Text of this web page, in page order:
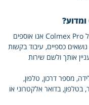
כשאתה מבקש לפתוח או מנהל חשבון מסחר אצל Colmex Pro אנו אוספים
כספיים, עיבוד בקשות
אותך ולשם שירות
מספר דרכון, טלפון,
בטלפון, בדואר אלקטרוני או